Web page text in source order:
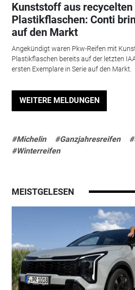
Kunststoff aus recycelten
Plastikflaschen: Conti
auf den Markt
Angekündigt waren Pkw-Reifen mit
Plastikflaschen bereits auf der letzten
ersten Exemplare in Serie auf den Markt.
WEITERE MELDUNGEN
#Michelin #Ganzjahresreifen
#Winterreifen
MEISTGELESEN